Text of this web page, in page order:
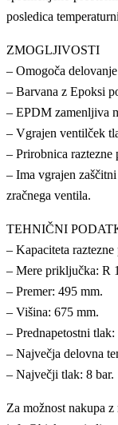
posledica
ZMOGLJIVOSTI
– Omogoča
– Barvana z Epoksi
– EPDM zamenljiva
– Vgrajen ventilček
– Prirobnica raztezne
– Ima vgrajen
zračnega ventila.
TEHNIČNI
– Kapaciteta
– Mere priključka: R
– Premer: 495 mm.
– Višina: 675 mm.
– Prednapetostni tlak:
– Največja delovna
– Največji tlak: 8 bar.
Za možnost nakupa